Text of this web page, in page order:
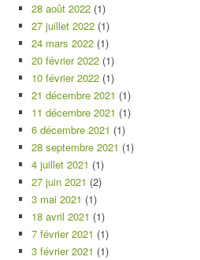
28 août 2022 (1)
27 juillet 2022 (1)
24 mars 2022 (1)
20 février 2022 (1)
10 février 2022 (1)
21 décembre 2021 (1)
11 décembre 2021 (1)
6 décembre 2021 (1)
28 septembre 2021 (1)
4 juillet 2021 (1)
27 juin 2021 (2)
3 mai 2021 (1)
18 avril 2021 (1)
7 février 2021 (1)
3 février 2021 (1)